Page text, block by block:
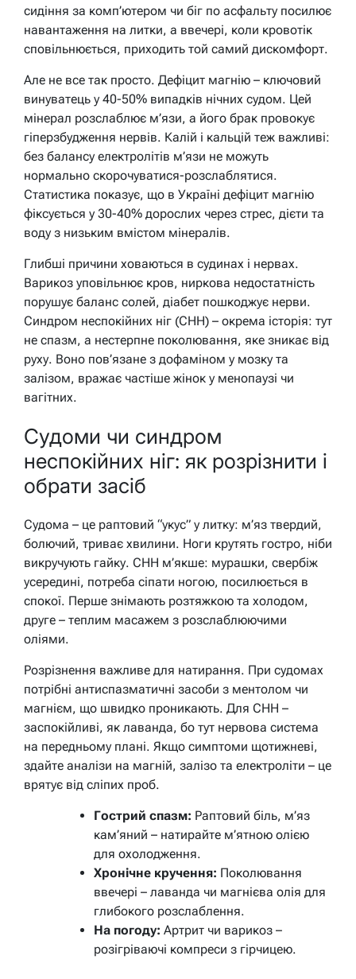
сидіння за комп’ютером чи біг по асфальту посилює
навантаження на литки, а ввечері, коли кровотік
сповільнюється, приходить той самий дискомфорт.
Але не все так просто. Дефіцит магнію – ключовий
винуватець у 40-50% випадків нічних судом. Цей
мінерал розслаблює м’язи, а його брак провокує
гіперзбудження нервів. Калій і кальцій теж важливі:
без балансу електролітів м’язи не можуть
нормально скорочуватися-розслаблятися.
Статистика показує, що в Україні дефіцит магнію
фіксується у 30-40% дорослих через стрес, дієти та
воду з низьким вмістом мінералів.
Глибші причини ховаються в судинах і нервах.
Варикоз уповільнює кров, ниркова недостатність
порушує баланс солей, діабет пошкоджує нерви.
Синдром неспокійних ніг (СНН) – окрема історія: тут
не спазм, а нестерпне поколювання, яке зникає від
руху. Воно пов’язане з дофаміном у мозку та
залізом, вражає частіше жінок у менопаузі чи
вагітних.
Судоми чи синдром
неспокійних ніг: як розрізнити і
обрати засіб
Судома – це раптовий “укус” у литку: м’яз твердий,
болючий, триває хвилини. Ноги крутять гостро, ніби
викручують гайку. СНН м’якше: мурашки, свербіж
усередині, потреба сіпати ногою, посилюється в
спокої. Перше знімають розтяжкою та холодом,
друге – теплим масажем з розслаблюючими
оліями.
Розрізнення важливе для натирання. При судомах
потрібні антиспазматичні засоби з ментолом чи
магнієм, що швидко проникають. Для СНН –
заспокійливі, як лаванда, бо тут нервова система
на передньому плані. Якщо симптоми щотижневі,
здайте аналізи на магній, залізо та електроліти – це
врятує від сліпих проб.
Гострий спазм: Раптовий біль, м’яз
кам’яний – натирайте м’ятною олією
для охолодження.
Хронічне кручення: Поколювання
ввечері – лаванда чи магнієва олія для
глибокого розслаблення.
На погоду: Артрит чи варикоз –
розігріваючі компреси з гірчицею.